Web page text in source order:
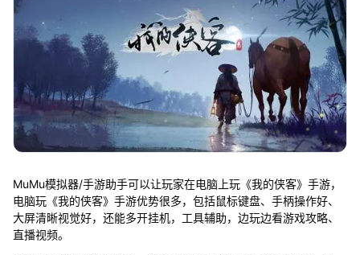
MuMu模拟器/手游助手可以让玩家在电脑上玩《我的侠客》手游，
电脑玩《我的侠客》手游优势很多，包括鼠标键盘、手柄操作好、
大屏清晰视觉好，还能多开挂机，工具辅助，边玩边看游戏攻略、
直播视频。